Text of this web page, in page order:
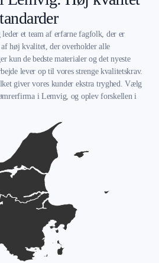
et team af erfarne fagfolk, der er
høj kvalitet, der overholder alle
kun de bedste materialer og det nyeste
lever op til vores strenge kvalitetskrav.
giver vores kunder ekstra tryghed. Vælg
i Lemvig, og oplev forskellen i